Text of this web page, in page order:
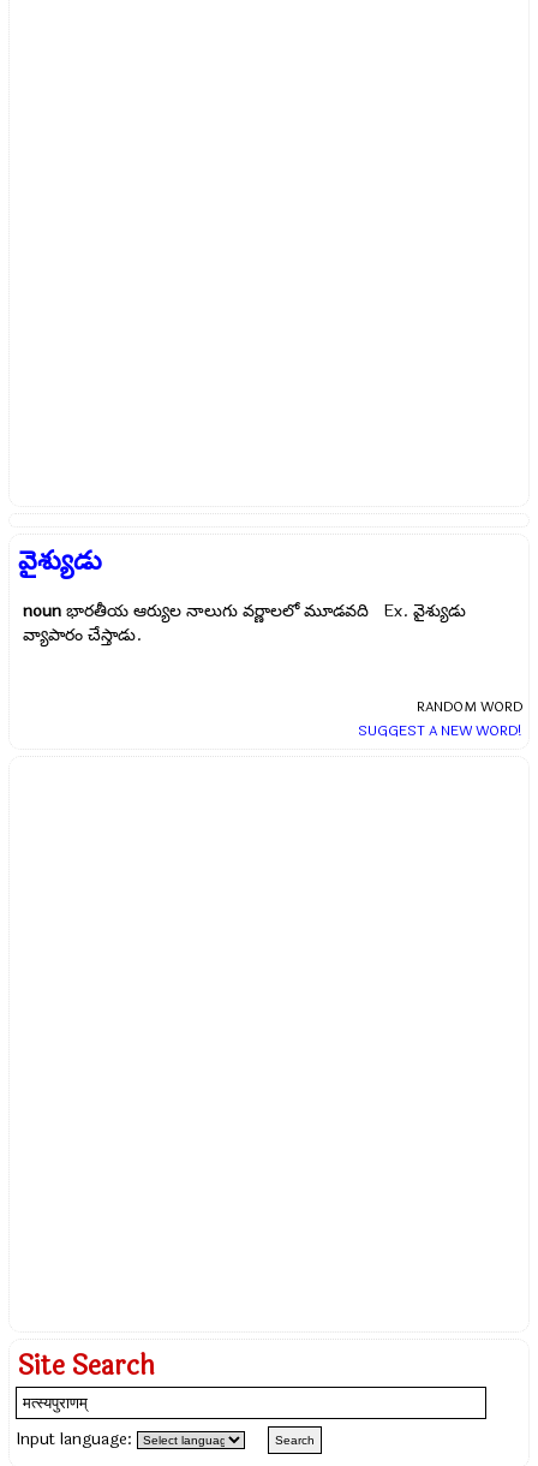
వైశ్యుడు
noun భారతీయ ఆర్యుల నాలుగు వర్ణాలలో మూడవది Ex.వైశ్యుడు
వ్యాపారం చేస్తాడు.
RANDOM WORD
SUGGEST A NEW WORD!
Site Search
Input language: